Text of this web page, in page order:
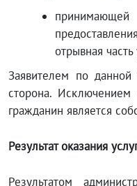
отрывная
Заявителем по
сторона. Исключением
гражданин является
Результат оказания
Результатом